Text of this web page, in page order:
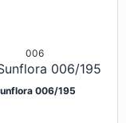
006
006/195